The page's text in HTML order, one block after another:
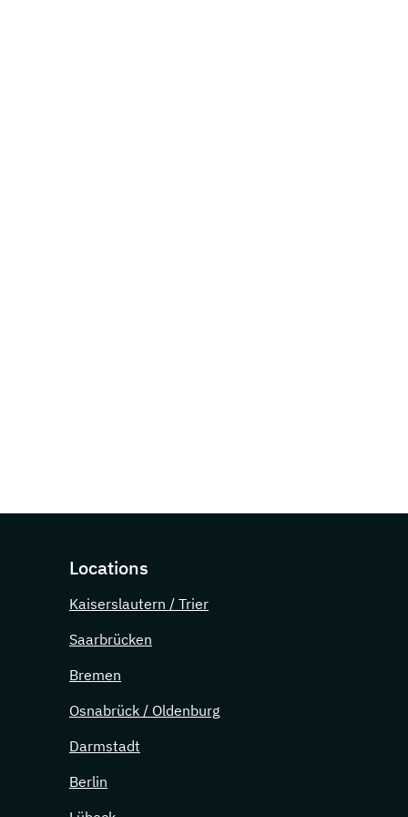
Locations
Kaiserslautern / Trier
Saarbrücken
Bremen
Osnabrück / Oldenburg
Darmstadt
Berlin